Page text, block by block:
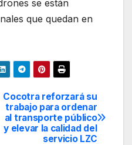
se están
que quedan en
Cocotra reforzará su
trabajo para ordenar
al transporte público
y elevar la calidad del
servicio LZC